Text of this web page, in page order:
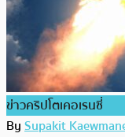
ข่าวคริปโตเคอเรนซี่
BySupakit